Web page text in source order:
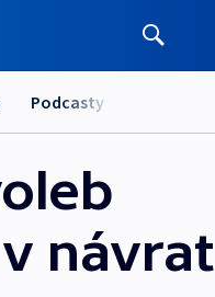
Podcasty
návrat